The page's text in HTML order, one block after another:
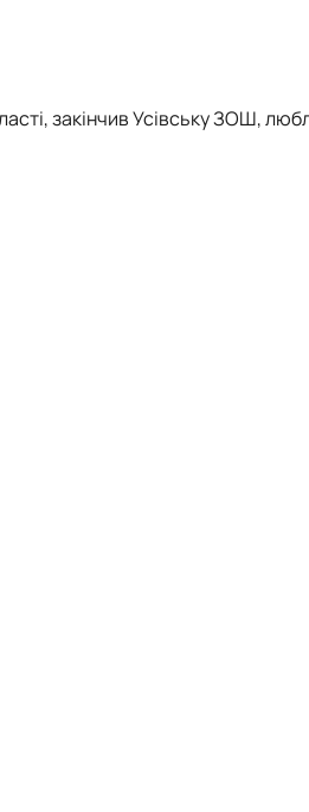
закінчив Усівську ЗОШ,